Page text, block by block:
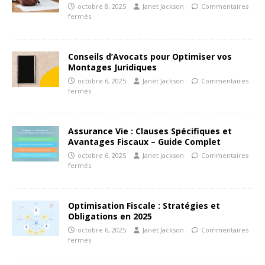
octobre 8, 2025 Janet Jackson
Commentaires
fermés
Conseils d’Avocats pour Optimiser vos
Montages Juridiques
octobre 6, 2025 Janet Jackson
Commentaires
fermés
Assurance Vie : Clauses Spécifiques et
Avantages Fiscaux – Guide Complet
octobre 6, 2025 Janet Jackson
Commentaires
fermés
Optimisation Fiscale : Stratégies et
Obligations en 2025
octobre 6, 2025 Janet Jackson
Commentaires
fermés